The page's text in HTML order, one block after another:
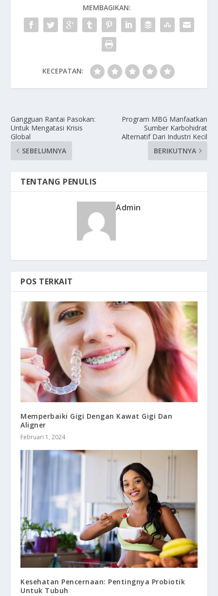
MEMBAGIKAN:
KECEPATAN:
Gangguan Rantai Pasokan:
Untuk Mengatasi Krisis
Global
SEBELUMNYA
Program MBG Manfaatkan
Sumber Karbohidrat
Alternatif Dari Industri Kecil
BERIKUTNYA
TENTANG PENULIS
Admin
POS TERKAIT
Memperbaiki Gigi Dengan Kawat Gigi Dan
Aligner
Februari 1, 2024
Kesehatan Pencernaan: Pentingnya Probiotik
Untuk Tubuh